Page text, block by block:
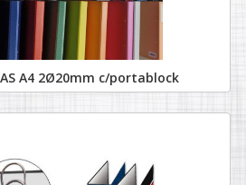
A4 2Ø20mm c/portablock